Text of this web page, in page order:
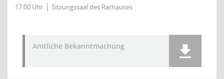
17:00 Uhr Sitzungssaal des Rathauses
Amtliche Bekanntmachung